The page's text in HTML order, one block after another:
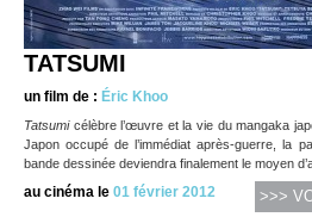
TATSUMI
un film de : Éric Khoo
Tatsumicélèbre l’œuvre et la vie du mangaka
Japon occupé de l’immédiat après-guerre, la
bande dessinée deviendra finalement le moyen
au cinéma le 01 février 2012 >>>